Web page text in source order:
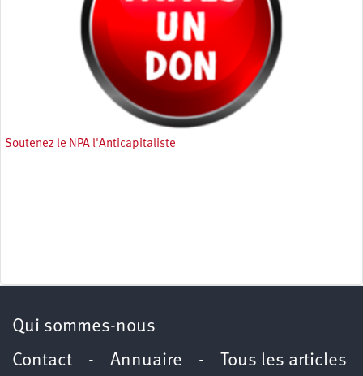
Soutenez le NPA l'Anticapitaliste
Qui sommes-nous
Contact - Annuaire -
Tous les articles